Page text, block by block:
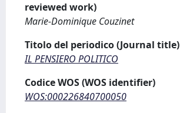
reviewed work)
Marie-Dominique Couzinet
Titolo del periodico (Journal title)
IL PENSIERO POLITICO
Codice WOS (WOS identifier)
WOS:000226840700050